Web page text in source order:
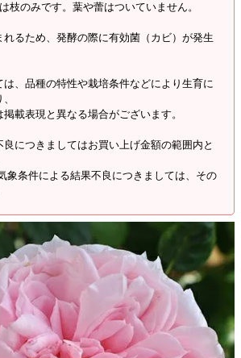
枝のみです。葉や蕾はついていません。
るため、発酵の際に有効菌（カビ）が発生
、品種の特性や栽培条件などにより生育に
載表現と異なる場合がございます。
につきましてはお買い上げ金額の範囲内と
象条件による結果不良につきましては、その